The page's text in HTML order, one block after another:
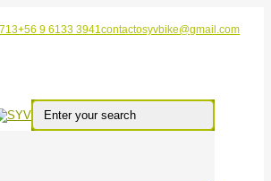
+56 9 6133 3941contactosyvbike@gmail.com